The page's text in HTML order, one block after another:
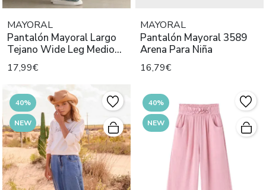
MAYORAL
Pantalón Mayoral Largo
Tejano Wide Leg Medio
6552
17,99€
MAYORAL
Pantalón Mayoral 3589
Arena Para Niña
16,79€
40%
NEW
40%
NEW